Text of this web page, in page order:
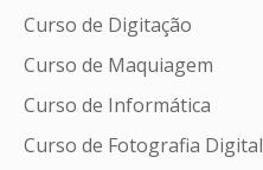
Curso de Digitação
Curso de Maquiagem
Curso de Informática
Curso de Fotografia Digital